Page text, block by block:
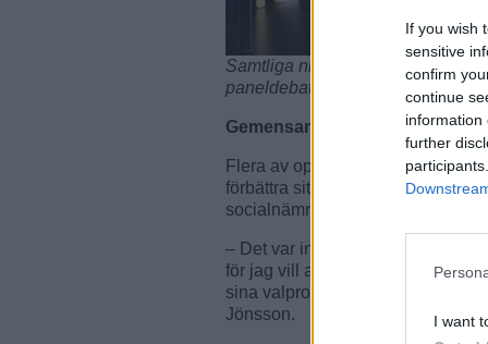
If you wish
sensitive
confirm
continue
information
further
I want
Samtliga nio partier som
paneldebatt. Foto: Rickard
Gemensamt för partierna denna
Flera av oppositionspartierna,
förbättra situationen och
socialnämnden.
– Det var ingen större skillnad
för jag vill att det ska klarläggas i
sina valprogram, men de ska ju
Jönsson.